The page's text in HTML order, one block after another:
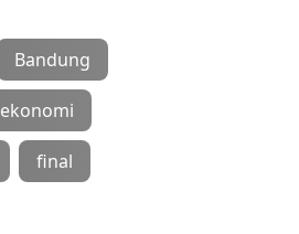
Bandung
ekonomi
final